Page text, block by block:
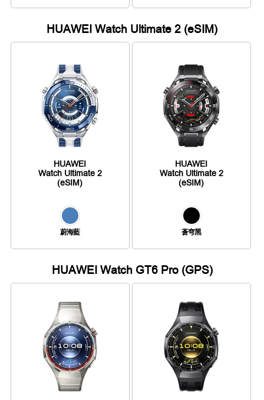
HUAWEI Watch Ultimate 2 (eSIM)
HUAWEI
Watch Ultimate 2
(eSIM)
蔚海藍
HUAWEI
Watch Ultimate 2
(eSIM)
蒼穹黑
HUAWEI Watch GT6 Pro (GPS)